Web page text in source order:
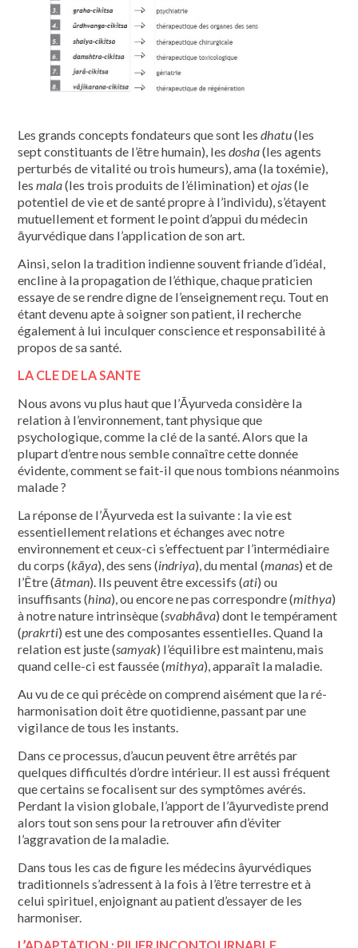
Les grands concepts fondateurs que sont lesdhatu(les
sept constituants de l’être humain), lesdosha(les agents
perturbés de vitalité ou trois humeurs), ama (la toxémie),
les mala(les trois produits de l’élimination) etojas(le
potentiel de vie et de santé propre à l’individu), s’étayent
mutuellement et forment le point d’appui du médecin
āyurvédique dans l’application de son art.
Ainsi, selon la tradition indienne souvent friande d’idéal,
encline à la propagation de l’éthique, chaque praticien
essaye de se rendre digne de l’enseignement reçu. Tout en
étant devenu apte à soigner son patient, il recherche
également à lui inculquer conscience et responsabilité à
propos de sa santé.
LA CLE DE LA SANTE
Nous avons vu plus haut que l’Āyurveda considère la
relation à l’environnement, tant physique que
psychologique, comme la clé de la santé. Alors que la
plupart d’entre nous semble connaître cette donnée
évidente, comment se fait-il que nous tombions néanmoins
malade ?
La réponse de l’Āyurveda est la suivante : la vie est
essentiellement relations et échanges avec notre
environnement et ceux-ci s’effectuent par l’intermédiaire
du corps (kāya), des sens (indriya), du mental (manas) et de
l’Être (ātman). Ils peuvent être excessifs (ati) ou
insuffisants (hina), ou encore ne pas correspondre (mithya)
à notre nature intrinsèque (svabhāva) dont le tempérament
(prakrti) est une des composantes essentielles. Quand la
relation est juste (samyak) l’équilibre est maintenu, mais
quand celle-ci est faussée (mithya), apparaît la maladie.
Au vu de ce qui précède on comprend aisément que la ré-
harmonisation doit être quotidienne, passant par une
vigilance de tous les instants.
Dans ce processus, d’aucun peuvent être arrêtés par
quelques difficultés d’ordre intérieur. Il est aussi fréquent
que certains se focalisent sur des symptômes avérés.
Perdant la vision globale, l’apport de l’āyurvediste prend
alors tout son sens pour la retrouver afin d’éviter
l’aggravation de la maladie.
Dans tous les cas de figure les médecins âyurvédiques
traditionnels s’adressent à la fois à l’être terrestre et à
celui spirituel, enjoignant au patient d’essayer de les
harmoniser.
L’ADAPTATION : PILIER INCONTOURNABLE